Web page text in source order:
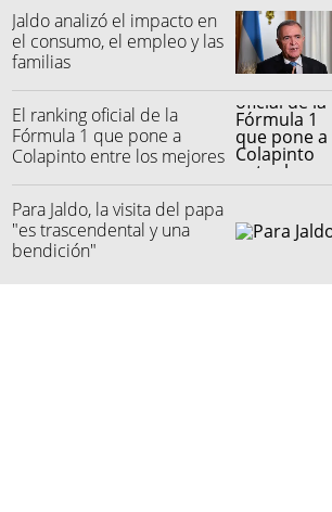
Jaldo analizó el impacto en
el consumo, el empleo y las
familias
El ranking oficial de la
Fórmula 1 que pone a
Colapinto entre los mejores
Para Jaldo, la visita del papa
"es trascendental y una
bendición"